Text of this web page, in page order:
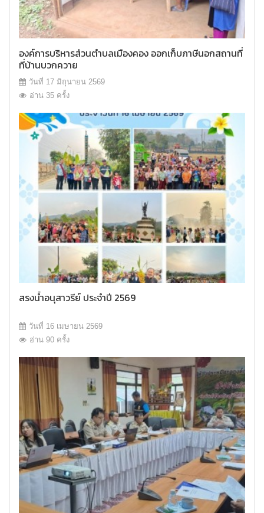
องค์การบริหารส่วนตำบลเมืองคอง ออกเก็บภาษีนอกสถานที่่
ที่บ้านบวกควาย
วันที่ 17 มิถุนายน 2569
อ่าน 35 ครั้ง
สรงน้ำอนุสาวรีย์ ประจำปี 2569
วันที่ 16 เมษายน 2569
อ่าน 90 ครั้ง